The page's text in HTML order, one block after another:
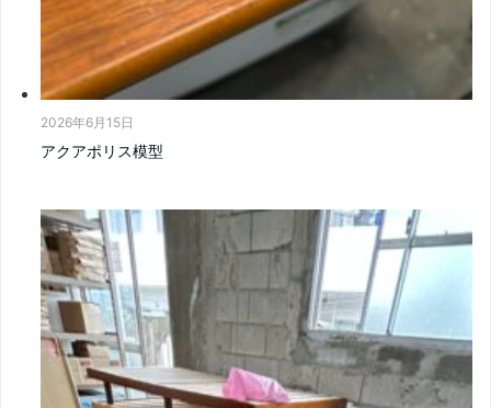
2026年6月15日
アクアポリス模型